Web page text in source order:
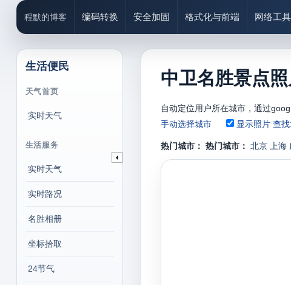
程默的博客 编码转换 安全加固 格式化与前端 网络工具
生活便民
天气首页
实时天气
生活服务
实时天气
实时路况
名胜相册
坐标拾取
24节气
中卫名胜景点
自动定位用户所在城市，通过
手动选择城市
显示照片 查
热门城市： 热门城市： 北京 上海